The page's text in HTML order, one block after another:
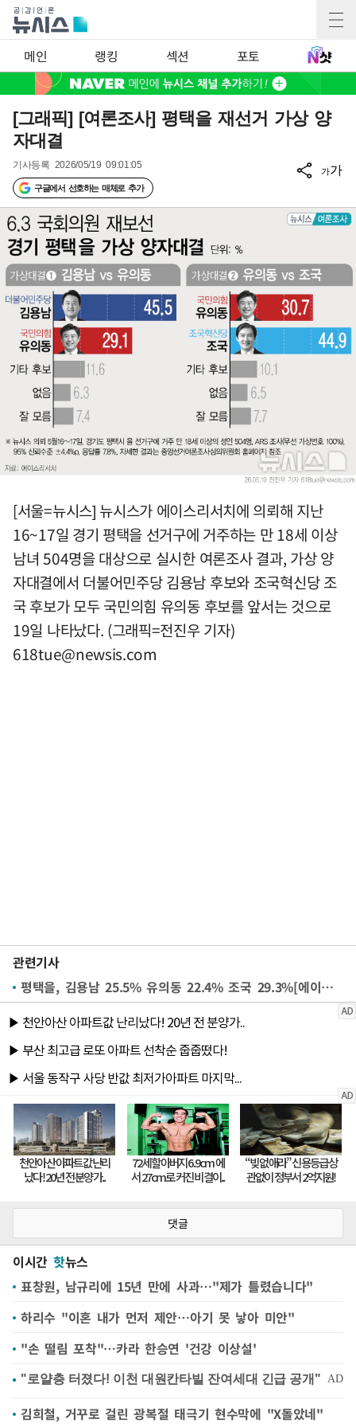
메인 랭킹 섹션 포토
[그래픽] [여론조사] 평택을 재선거 가상 양
자대결
기사등록 2026/05/19 09:01:05
구글에서 선호하는 매체로 추가
가가
[서울=뉴시스] 뉴시스가 에이스리서치에 의뢰해 지난
16~17일 경기 평택을 선거구에 거주하는 만 18세 이상
남녀 504명을 대상으로 실시한 여론조사 결과, 가상 양
자대결에서 더불어민주당 김용남 후보와 조국혁신당 조
국 후보가 모두 국민의힘 유의동 후보를 앞서는 것으로
19일 나타났다. (그래픽=전진우 기자)
618tue@newsis.com
관련기사
평택을, 김용남 25.5% 유의동 22.4% 조국 29.3%[에이스리서치]
댓글
이시간 핫뉴스
표창원, 남규리에 15년 만에 사과…"제가 틀렸습니다"
하리수 "이혼 내가 먼저 제안…아기 못 낳아 미안"
"손 떨림 포착"…카라 한승연 '건강 이상설'
김희철, 거꾸로 걸린 광복절 태극기 현수막에 "X돌았네"